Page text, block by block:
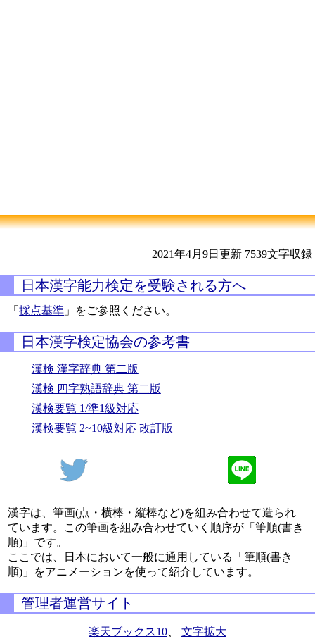
2021年4月9日更新 7539文字収録
日本漢字能力検定を受験される方へ
「採点基準 」をご参照ください。
日本漢字検定協会の参考書
漢検 漢字辞典 第二版
漢検 四字熟語辞典 第二版
漢検要覧 1/準1級対応
漢検要覧 2~10級対応 改訂版
漢字は、筆画(点・横棒・縦棒など)を組み合わせて造られ
ています。この筆画を組み合わせていく順序が「筆順(書き
順)」です。
ここでは、日本において一般に通用している「筆順(書き
順)」をアニメーションを使って紹介しています。
管理者運営サイト
楽天ブックス10 文字拡大